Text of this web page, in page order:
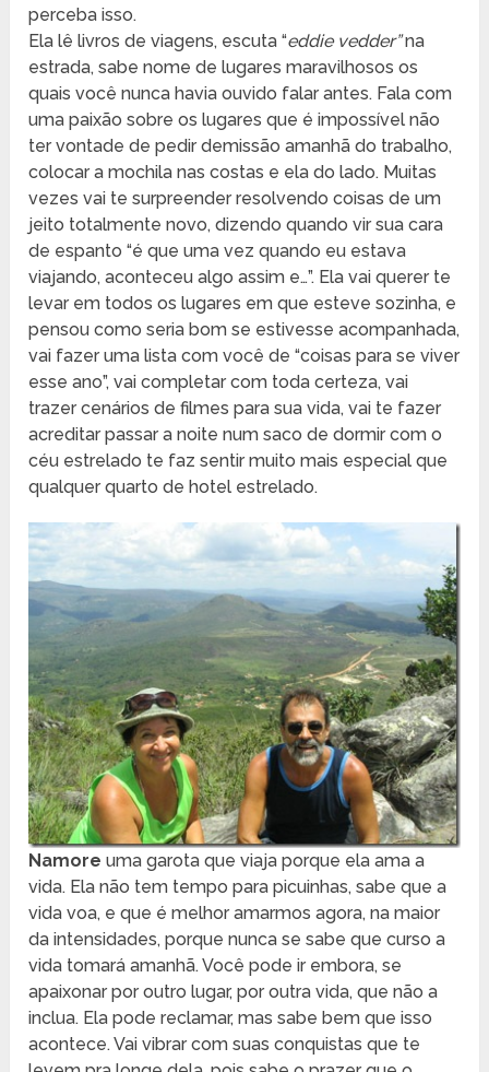
perceba isso.
Ela lê livros de viagens, escuta “eddie vedder”na
estrada, sabe nome de lugares maravilhosos os
quais você nunca havia ouvido falar antes. Fala com
uma paixão sobre os lugares que é impossível não
ter vontade de pedir demissão amanhã do trabalho,
colocar a mochila nas costas e ela do lado. Muitas
vezes vai te surpreender resolvendo coisas de um
jeito totalmente novo, dizendo quando vir sua cara
de espanto “é que uma vez quando eu estava
viajando, aconteceu algo assim e…”. Ela vai querer te
levar em todos os lugares em que esteve sozinha, e
pensou como seria bom se estivesse acompanhada,
vai fazer uma lista com você de “coisas para se viver
esse ano”, vai completar com toda certeza, vai
trazer cenários de filmes para sua vida, vai te fazer
acreditar passar a noite num saco de dormir com o
céu estrelado te faz sentir muito mais especial que
qualquer quarto de hotel estrelado.
Namore uma garota que viaja porque ela ama a
vida. Ela não tem tempo para picuinhas, sabe que a
vida voa, e que é melhor amarmos agora, na maior
da intensidades, porque nunca se sabe que curso a
vida tomará amanhã. Você pode ir embora, se
apaixonar por outro lugar, por outra vida, que não a
inclua. Ela pode reclamar, mas sabe bem que isso
acontece. Vai vibrar com suas conquistas que te